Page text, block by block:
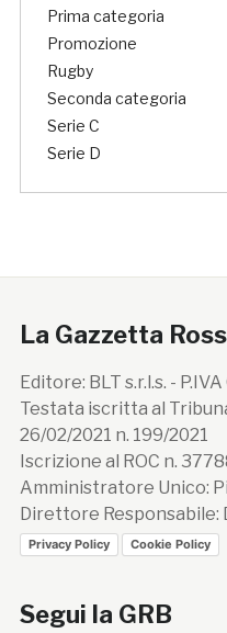
Prima categoria
Promozione
Rugby
Seconda categoria
Serie C
Serie D
La Gazzetta
Editore: BLT s.r.l.s. -
Testata iscritta al
26/02/2021 n. 199/2021
Iscrizione al ROC n.
Amministratore Unico:
Direttore
Privacy Policy Cookie Policy
Segui la GRB